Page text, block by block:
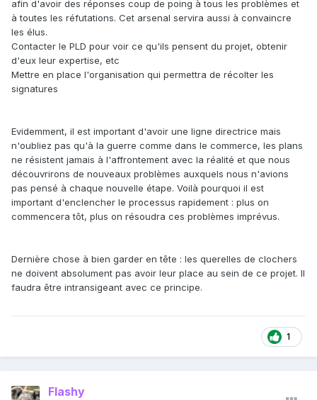
afin d'avoir des réponses coup de poing à tous les problèmes et
à toutes les réfutations. Cet arsenal servira aussi à convaincre
les élus.
Contacter le PLD pour voir ce qu'ils pensent du projet, obtenir
d'eux leur expertise, etc
Mettre en place l'organisation qui permettra de récolter les
signatures
Evidemment, il est important d'avoir une ligne directrice mais
n'oubliez pas qu'à la guerre comme dans le commerce, les plans
ne résistent jamais à l'affrontement avec la réalité et que nous
découvrirons de nouveaux problèmes auxquels nous n'avions
pas pensé à chaque nouvelle étape. Voilà pourquoi il est
important d'enclencher le processus rapidement : plus on
commencera tôt, plus on résoudra ces problèmes imprévus.
Dernière chose à bien garder en tête : les querelles de clochers
ne doivent absolument pas avoir leur place au sein de ce projet. Il
faudra être intransigeant avec ce principe.
1
Flashy